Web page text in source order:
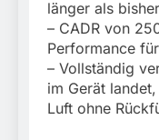
länger als
– CADR von
Performance
– Vollständig
im Gerät
Luft ohne